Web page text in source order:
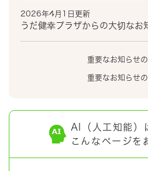
2026年4月1日更新
うだ健幸プラザからの大切なお
重要なお知らせ
重要なお知らせ
AI（人工知能）
こんなページを